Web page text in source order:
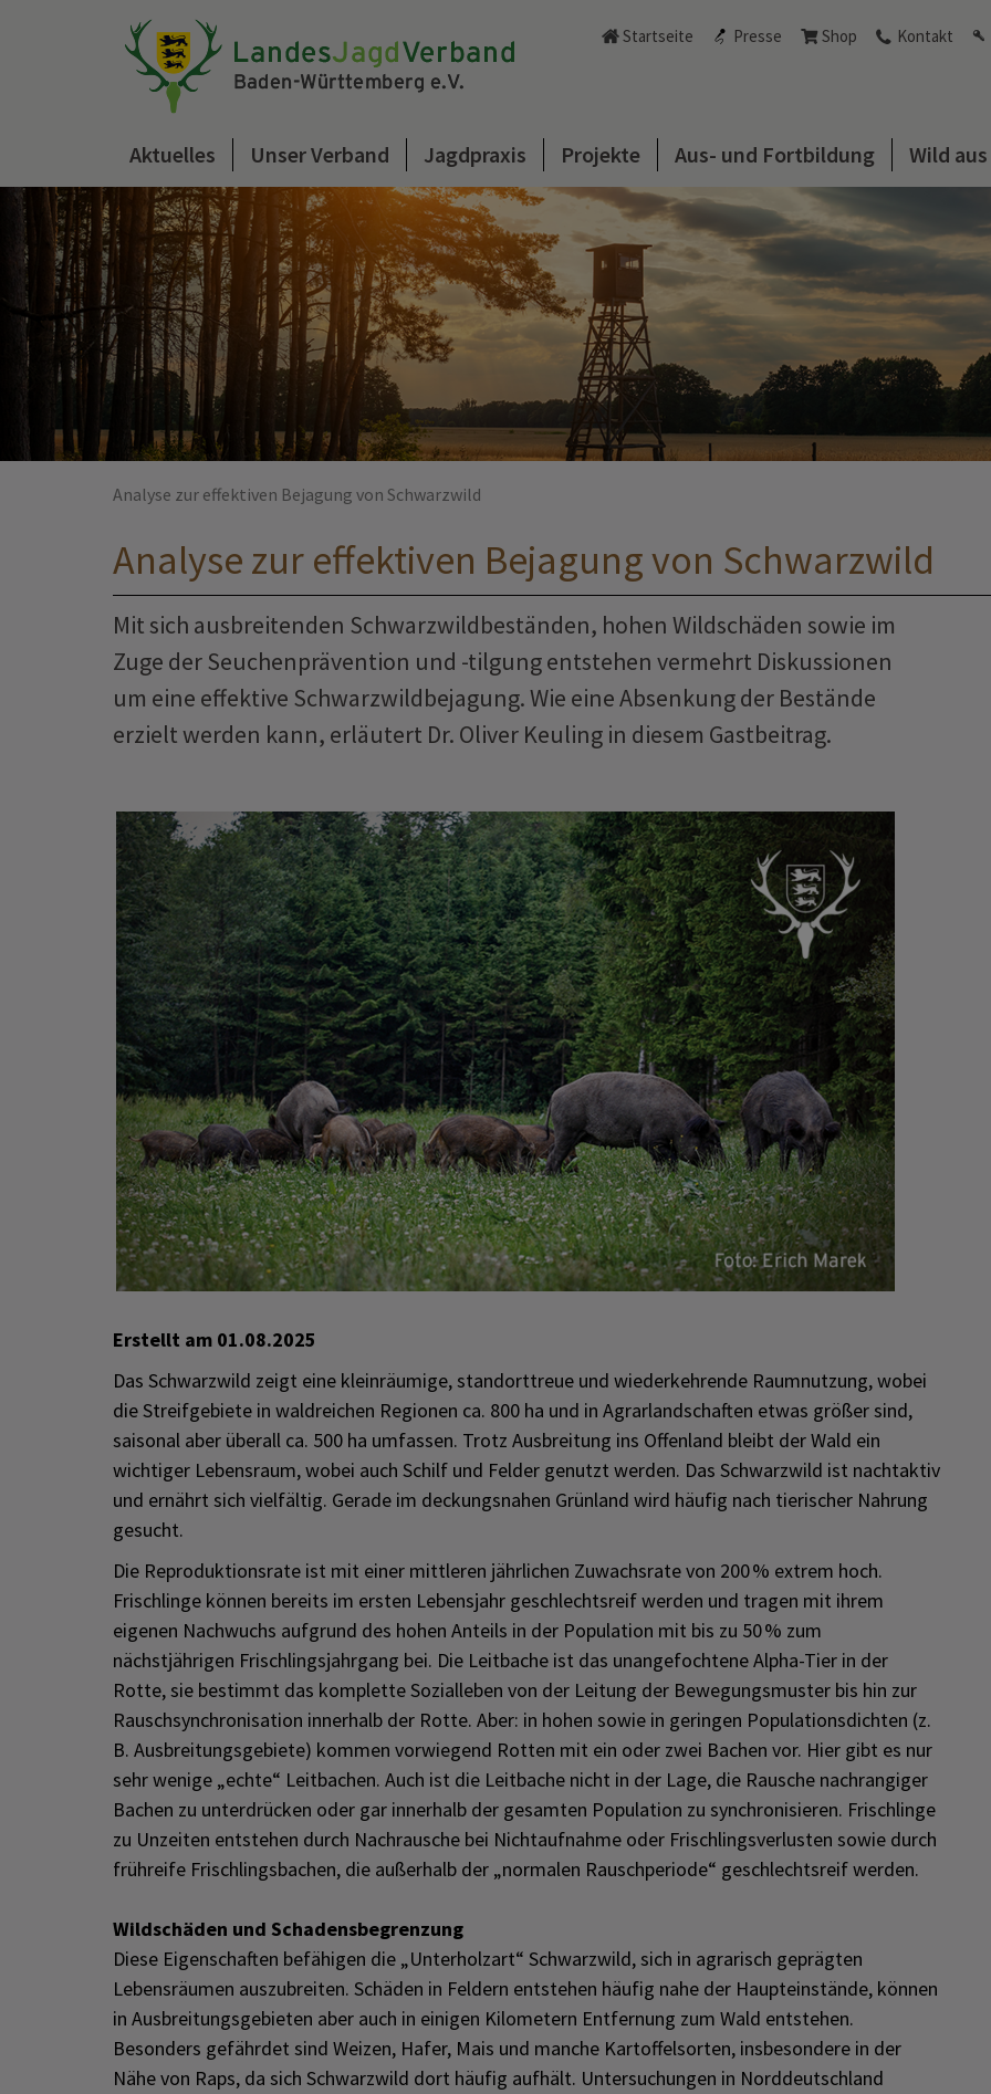
Startseite Presse Shop Kontakt
Aktuelles Unser Verband Jagdpraxis Projekte Aus- und Fortbildung Wild aus
Analyse zur effektiven Bejagung von Schwarzwild
Analyse zur effektiven Bejagung von Schwarzwild
Mit sich ausbreitenden Schwarzwildbeständen, hohen Wildschäden sowie im
Zuge der Seuchenprävention und -tilgung entstehen vermehrt Diskussionen
um eine effektive Schwarzwildbejagung. Wie eine Absenkung der Bestände
erzielt werden kann, erläutert Dr. Oliver Keuling in diesem Gastbeitrag.
Erstellt am 01.08.2025
Das Schwarzwild zeigt eine kleinräumige, standorttreue und wiederkehrende Raumnutzung, wobei
die Streifgebiete in waldreichen Regionen ca. 800 ha und in Agrarlandschaften etwas größer sind,
saisonal aber überall ca. 500 ha umfassen. Trotz Ausbreitung ins Offenland bleibt der Wald ein
wichtiger Lebensraum, wobei auch Schilf und Felder genutzt werden. Das Schwarzwild ist nachtaktiv
und ernährt sich vielfältig. Gerade im deckungsnahen Grünland wird häufig nach tierischer Nahrung
gesucht.
Die Reproduktionsrate ist mit einer mittleren jährlichen Zuwachsrate von 200 % extrem hoch.
Frischlinge können bereits im ersten Lebensjahr geschlechtsreif werden und tragen mit ihrem
eigenen Nachwuchs aufgrund des hohen Anteils in der Population mit bis zu 50 % zum
nächstjährigen Frischlingsjahrgang bei. Die Leitbache ist das unangefochtene Alpha-Tier in der
Rotte, sie bestimmt das komplette Sozialleben von der Leitung der Bewegungsmuster bis hin zur
Rauschsynchronisation innerhalb der Rotte. Aber: in hohen sowie in geringen Populationsdichten (z.
B. Ausbreitungsgebiete) kommen vorwiegend Rotten mit ein oder zwei Bachen vor. Hier gibt es nur
sehr wenige „echte“ Leitbachen. Auch ist die Leitbache nicht in der Lage, die Rausche nachrangiger
Bachen zu unterdrücken oder gar innerhalb der gesamten Population zu synchronisieren. Frischlinge
zu Unzeiten entstehen durch Nachrausche bei Nichtaufnahme oder Frischlingsverlusten sowie durch
frühreife Frischlingsbachen, die außerhalb der „normalen Rauschperiode“ geschlechtsreif werden.
Wildschäden und Schadensbegrenzung
Diese Eigenschaften befähigen die „Unterholzart“ Schwarzwild, sich in agrarisch geprägten
Lebensräumen auszubreiten. Schäden in Feldern entstehen häufig nahe der Haupteinstände, können
in Ausbreitungsgebieten aber auch in einigen Kilometern Entfernung zum Wald entstehen.
Besonders gefährdet sind Weizen, Hafer, Mais und manche Kartoffelsorten, insbesondere in der
Nähe von Raps, da sich Schwarzwild dort häufig aufhält. Untersuchungen in Norddeutschland